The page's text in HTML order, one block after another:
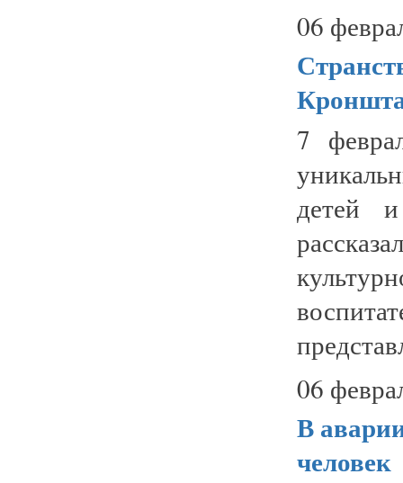
06
7
детей
06
В
человек